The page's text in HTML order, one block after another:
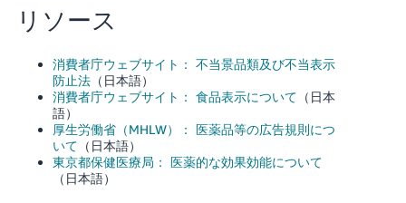
リソース
消費者庁ウェブサイト： 不当景品類及び不当表示
防止法（日本語）
消費者庁ウェブサイト： 食品表示について （日本
語）
厚生労働省（MHLW）： 医薬品等の広告規則につ
いて （日本語）
東京都保健医療局： 医薬的な効果効能について
（日本語）